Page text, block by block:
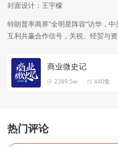
封面设计：王宇檬
特朗普率商界”全明星阵容“访华，
互利共赢合作信号，关税、经贸与
商业微史记
2389.5w 440集
热门评论